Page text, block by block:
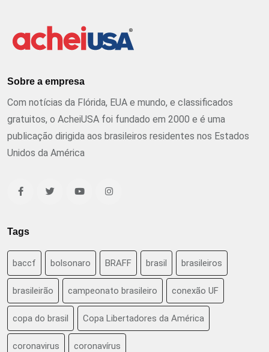
Sobre a empresa
Com notícias da Flórida, EUA e mundo, e classificados
gratuitos, o AcheiUSA foi fundado em 2000 e é uma
publicação dirigida aos brasileiros residentes nos Estados
Unidos da América
Tags
baccf bolsonaro BRAFF brasil brasileiros
brasileirão campeonato brasileiro conexão UF
copa do brasil Copa Libertadores da América
coronavirus coronavírus